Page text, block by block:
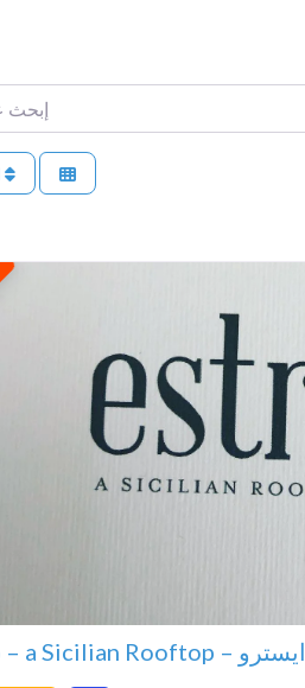
Estro – a Sicilian Rooftop – ايسترو